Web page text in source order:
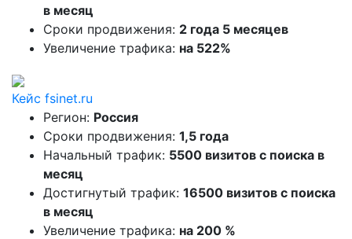
в месяц
Сроки продвижения: 2 года 5 месяцев
Увеличение трафика: на 522%
Кейс fsinet.ru
Регион: Россия
Сроки продвижения: 1,5 года
Начальный трафик: 5500 визитов с поиска в
месяц
Достигнутый трафик: 16500 визитов с поиска
в месяц
Увеличение трафика: на 200 %